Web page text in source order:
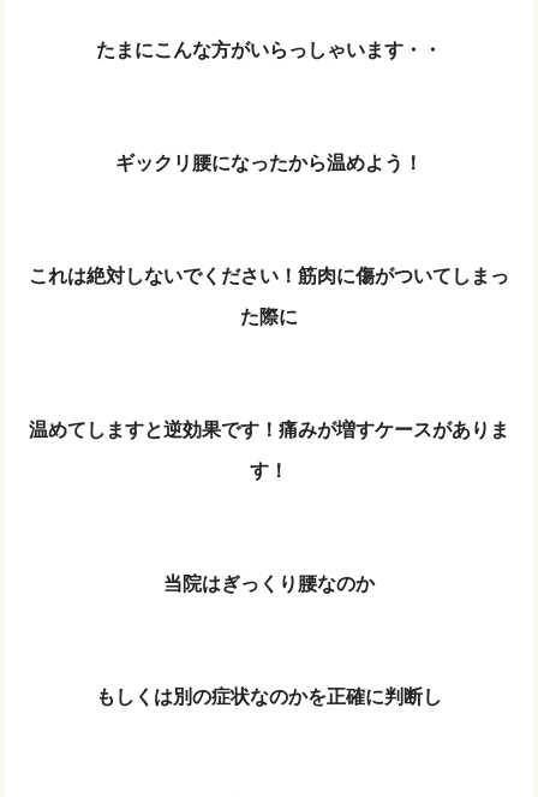
たまにこんな方がいらっしゃいます・・
ギックリ腰になったから温めよう！
これは絶対しないでください！筋肉に傷がついてしまっ
た際に
温めてしますと逆効果です！痛みが増すケースがありま
す！
当院はぎっくり腰なのか
もしくは別の症状なのかを正確に判断し